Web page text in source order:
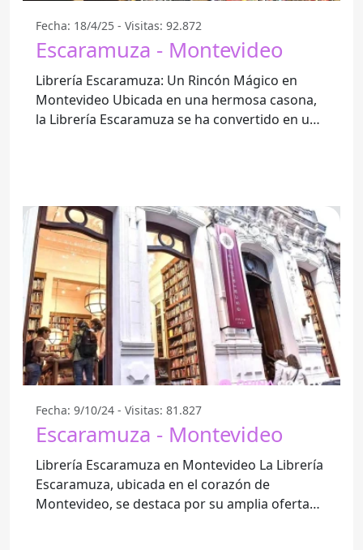
Fecha: 18/4/25 - Visitas: 92.872
Escaramuza - Montevideo
Librería Escaramuza: Un Rincón Mágico en
Montevideo Ubicada en una hermosa casona,
la Librería Escaramuza se ha convertido en un
Fecha: 9/10/24 - Visitas: 81.827
Escaramuza - Montevideo
Librería Escaramuza en Montevideo La Librería
Escaramuza, ubicada en el corazón de
Montevideo, se destaca por su amplia oferta